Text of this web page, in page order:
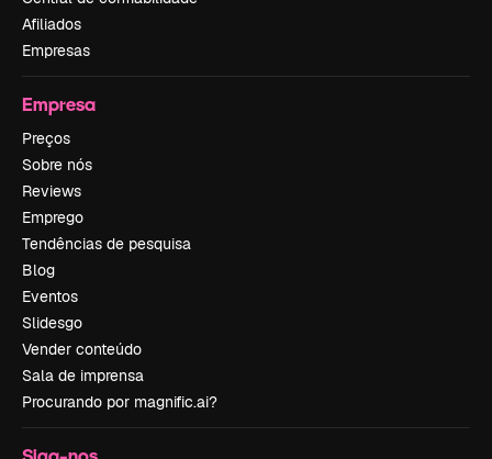
Afiliados
Empresas
Empresa
Preços
Sobre nós
Reviews
Emprego
Tendências de pesquisa
Blog
Eventos
Slidesgo
Vender conteúdo
Sala de imprensa
Procurando por magnific.ai?